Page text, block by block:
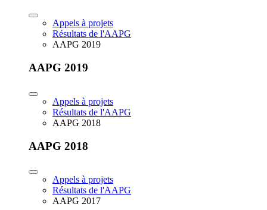
Appels à projets
Résultats de l'AAPG
AAPG 2019
AAPG 2019
Appels à projets
Résultats de l'AAPG
AAPG 2018
AAPG 2018
Appels à projets
Résultats de l'AAPG
AAPG 2017